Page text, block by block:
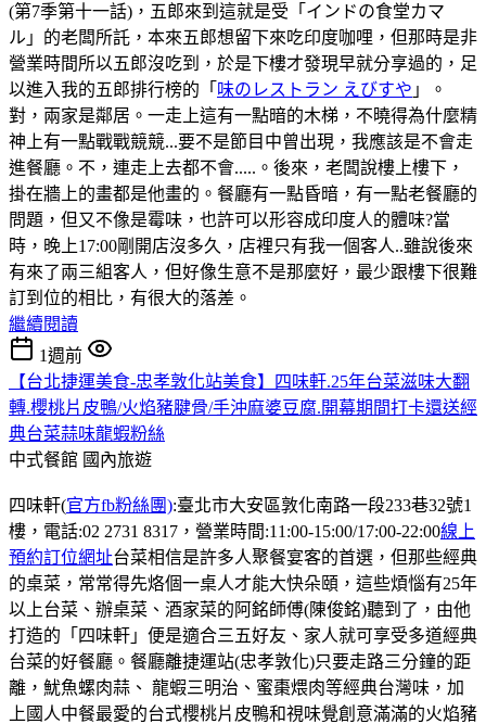
(第7季第十一話)，五郎來到這就是受「インドの食堂カマ
ル」的老闆所託，本來五郎想留下來吃印度咖哩，但那時是非
營業時間所以五郎沒吃到，於是下樓才發現早就分享過的，足
以進入我的五郎排行榜的「 味のレストラン えびすや 」。
對，兩家是鄰居。一走上這有一點暗的木梯，不曉得為什麼精
神上有一點戰戰競競...要不是節目中曾出現，我應該是不會走
進餐廳。不，連走上去都不會.....。後來，老闆說樓上樓下，
掛在牆上的畫都是他畫的。餐廳有一點昏暗，有一點老餐廳的
問題，但又不像是霉味，也許可以形容成印度人的體味?當
時，晚上17:00剛開店沒多久，店裡只有我一個客人..雖說後來
有來了兩三組客人，但好像生意不是那麼好，最少跟樓下很難
訂到位的相比，有很大的落差。
繼續閱讀
1週前
【台北捷運美食-忠孝敦化站美食】四味軒.25年台菜滋味大翻
轉.櫻桃片皮鴨/火焰豬腱骨/手沖麻婆豆腐.開幕期間打卡還送經
典台菜蒜味龍蝦粉絲
中式餐館 國內旅遊
四味軒(官方fb粉絲團):臺北市大安區敦化南路一段233巷32號1
樓，電話:02 2731 8317，營業時間:11:00-15:00/17:00-22:00線上
預約訂位網址台菜相信是許多人聚餐宴客的首選，但那些經典
的桌菜，常常得先烙個一桌人才能大快朵頤，這些煩惱有25年
以上台菜、辦桌菜、酒家菜的阿銘師傅(陳俊銘)聽到了，由他
打造的「四味軒」便是適合三五好友、家人就可享受多道經典
台菜的好餐廳。餐廳離捷運站(忠孝敦化)只要走路三分鐘的距
離，魷魚螺肉蒜、 龍蝦三明治、蜜棗煨肉等經典台灣味，加
上國人中餐最愛的台式櫻桃片皮鴨和視味覺創意滿滿的火焰豬